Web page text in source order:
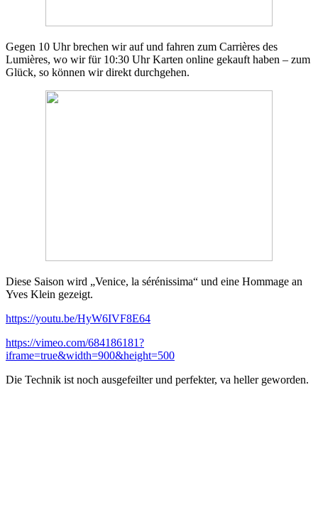
Gegen 10 Uhr brechen wir auf und fahren zum Carrières des
Lumières, wo wir für 10:30 Uhr Karten online gekauft haben – zum
Glück, so können wir direkt durchgehen.
Diese Saison wird „Venice, la sérénissima“ und eine Hommage an
Yves Klein gezeigt.
https://youtu.be/HyW6IVF8E64
https://vimeo.com/684186181?
iframe=true&width=900&height=500
Die Technik ist noch ausgefeilter und perfekter, va heller geworden.